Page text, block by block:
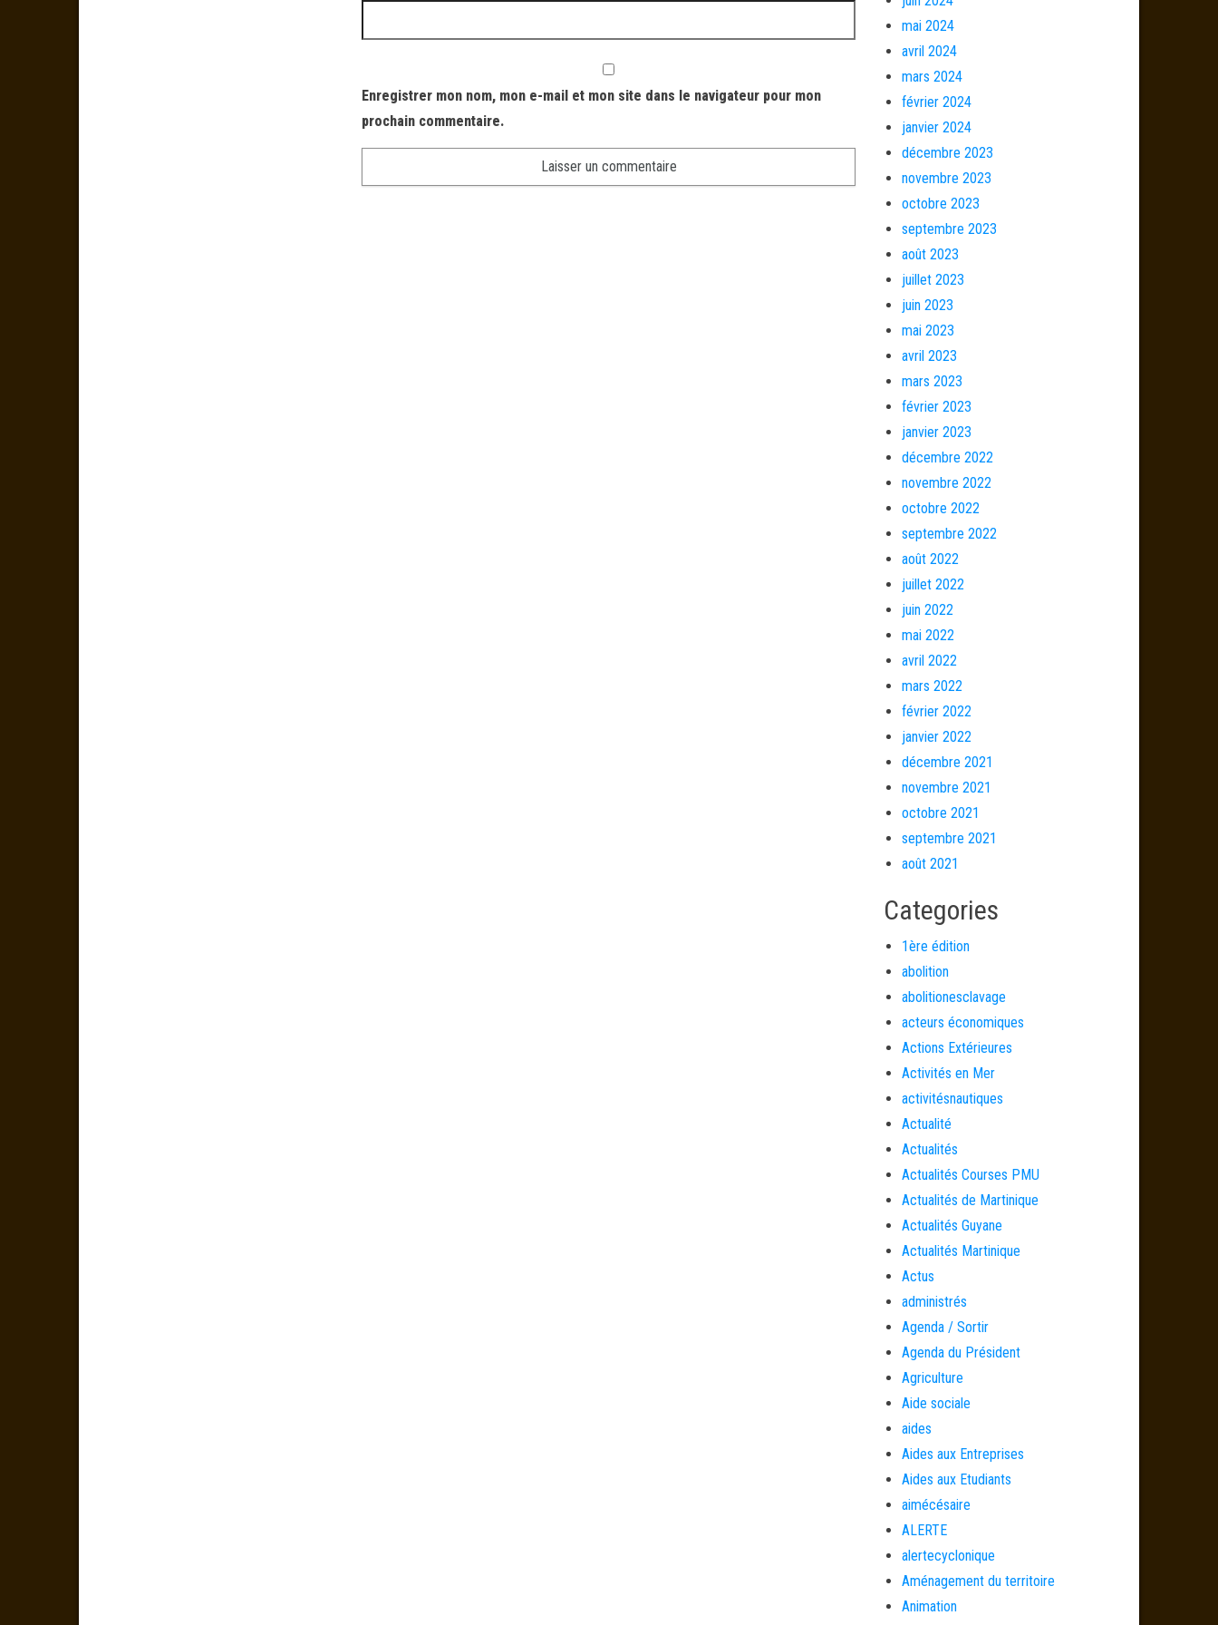
Enregistrer mon nom, mon e-mail et mon site dans le navigateur pour mon
prochain commentaire.
mai 2024
avril 2024
mars 2024
février 2024
janvier 2024
décembre 2023
novembre 2023
octobre 2023
septembre 2023
août 2023
juillet 2023
juin 2023
mai 2023
avril 2023
mars 2023
février 2023
janvier 2023
décembre 2022
novembre 2022
octobre 2022
septembre 2022
août 2022
juillet 2022
juin 2022
mai 2022
avril 2022
mars 2022
février 2022
janvier 2022
décembre 2021
novembre 2021
octobre 2021
septembre 2021
août 2021
Categories
1ère édition
abolition
abolitionesclavage
acteurs économiques
Actions Extérieures
Activités en Mer
activitésnautiques
Actualité
Actualités
Actualités Courses PMU
Actualités de Martinique
Actualités Guyane
Actualités Martinique
Actus
administrés
Agenda / Sortir
Agenda du Président
Agriculture
Aide sociale
aides
Aides aux Entreprises
Aides aux Etudiants
aimécésaire
ALERTE
alertecyclonique
Aménagement du territoire
Animation